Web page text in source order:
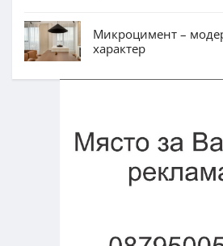
Микроцимент –
характер